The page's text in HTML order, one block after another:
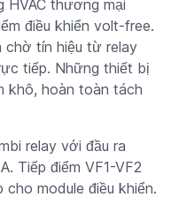
HVAC thương mại
điều khiển volt-free.
chờ tín hiệu từ relay
tiếp. Những thiết bị
khô, hoàn toàn tách
relay với đầu ra
Tiếp điểm VF1-VF2
module điều khiển.